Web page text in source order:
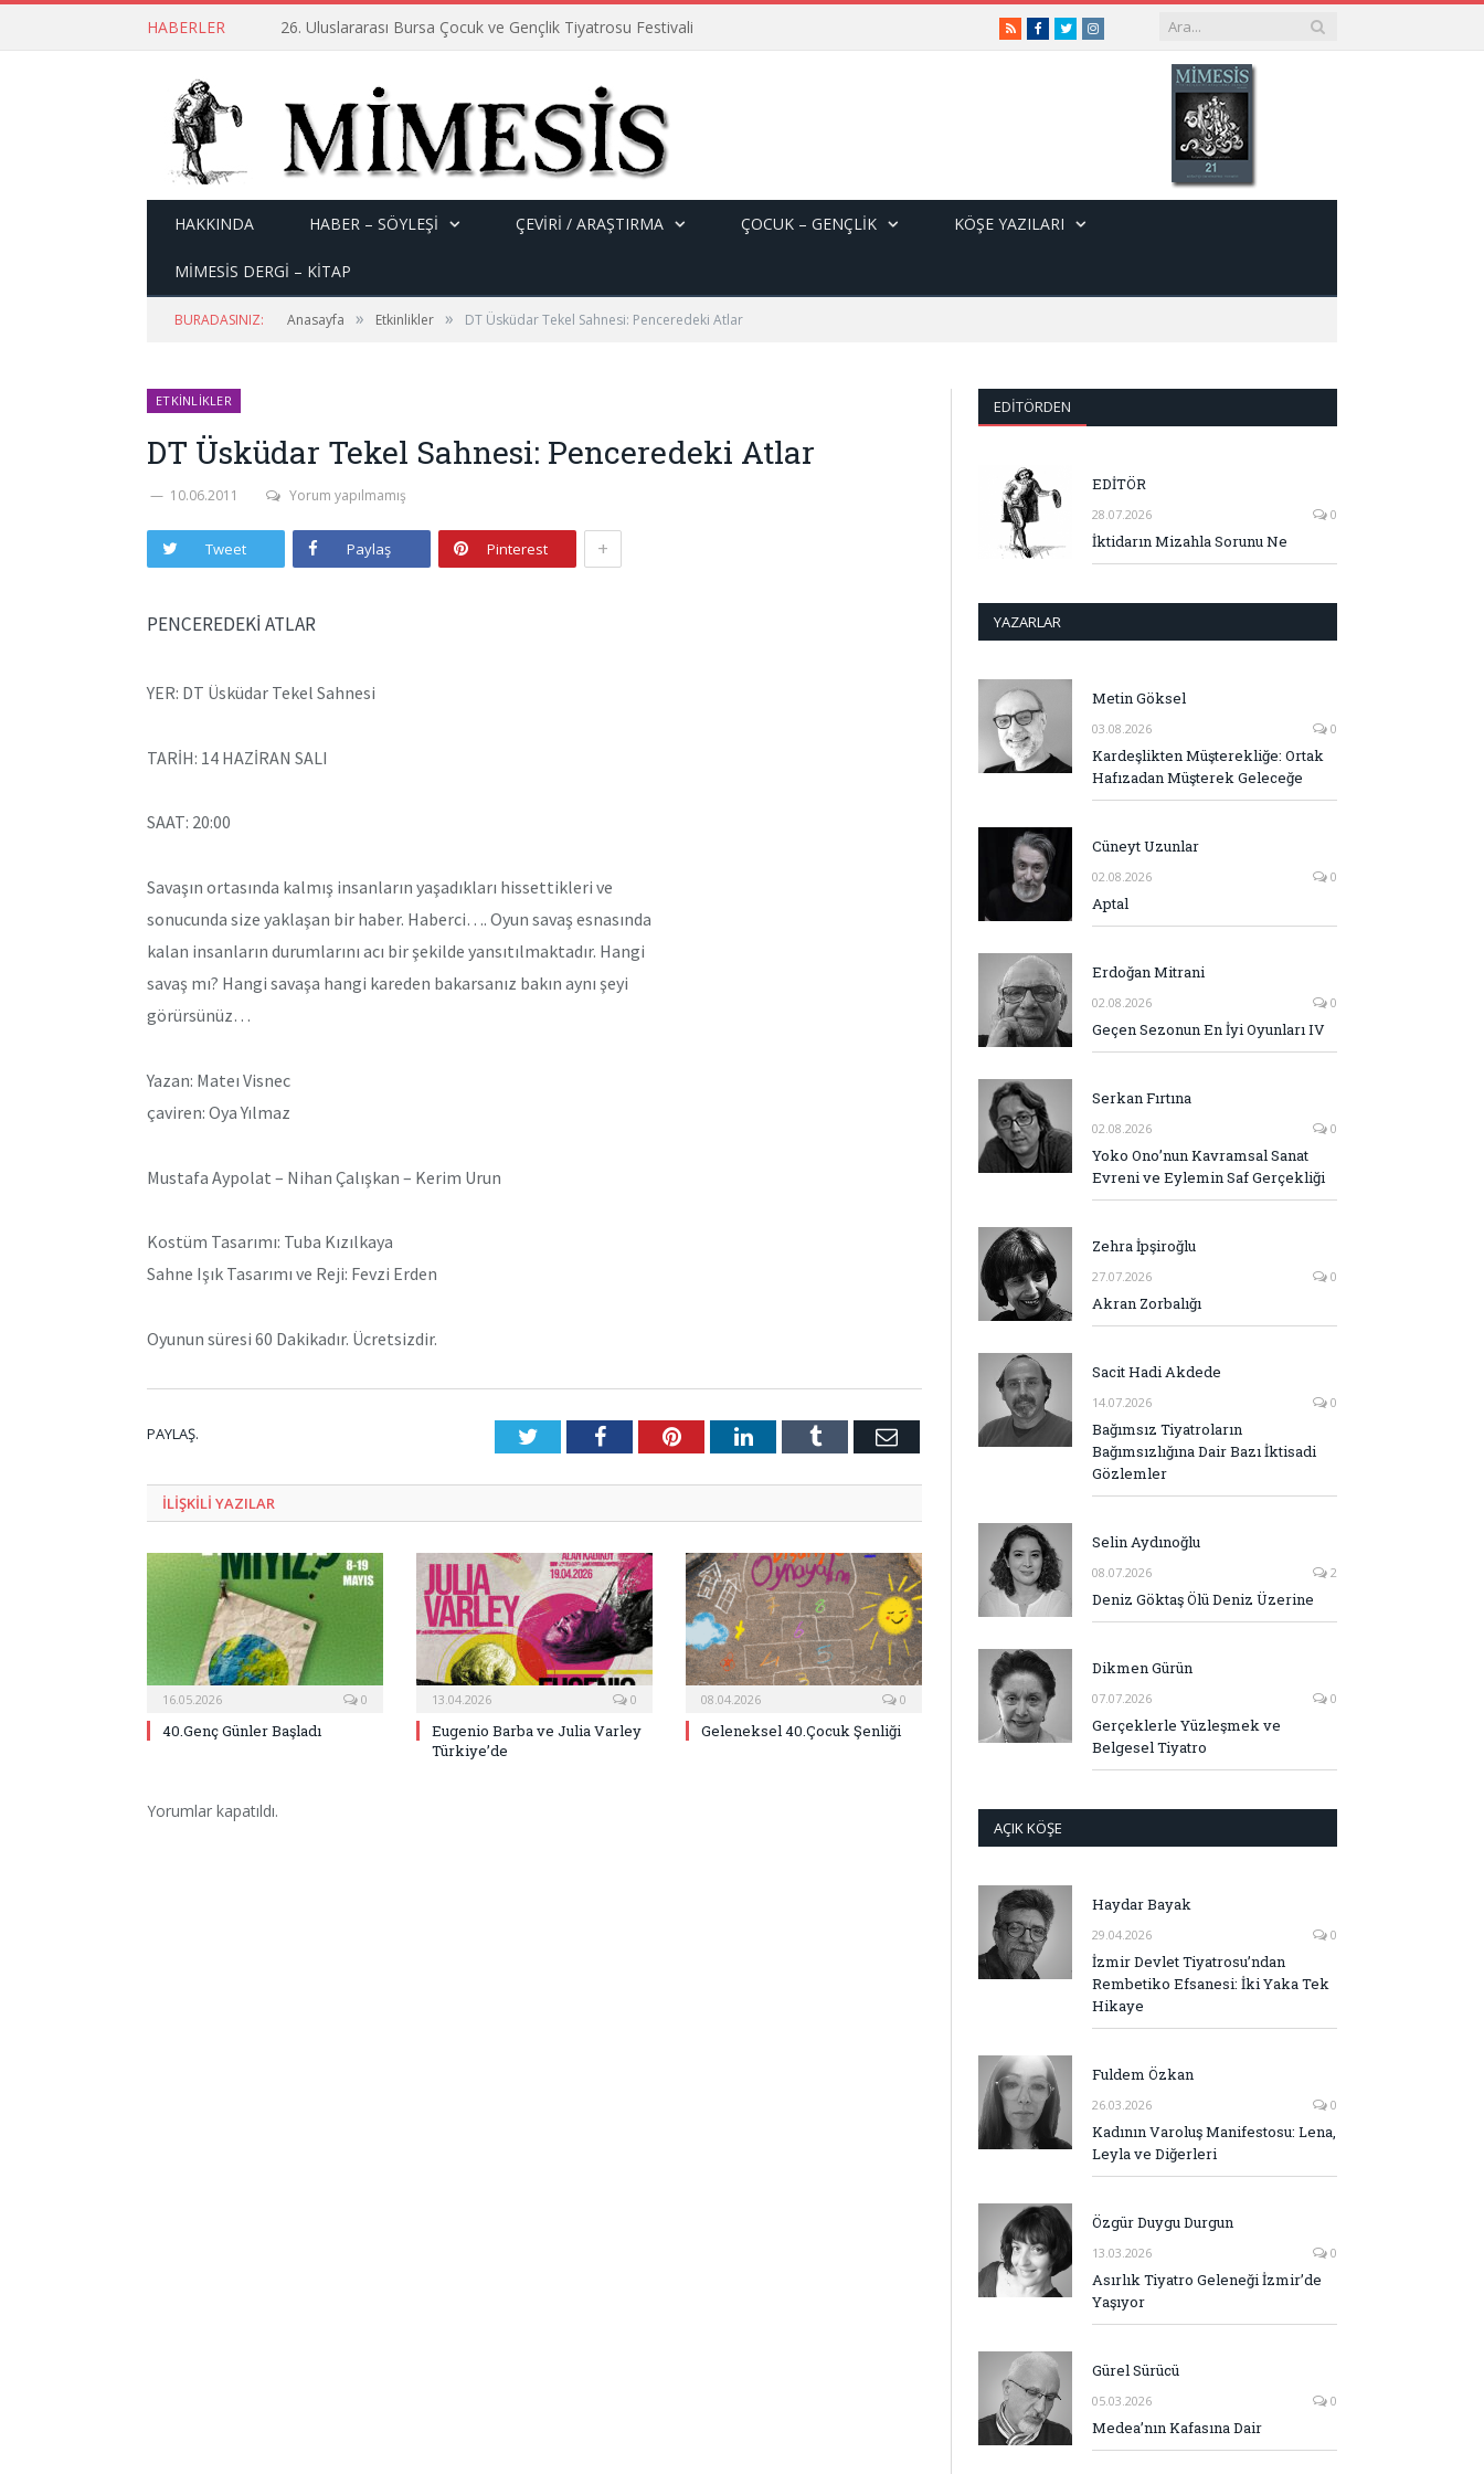
HABERLER 26. Uluslararası Bursa Çocuk ve Gençlik Tiyatrosu Festivali RSSFacebook
TwitterInstagram
HAKKINDA HABER – SÖYLEŞI ÇEVİRİ / ARAŞTIRMA ÇOCUK – GENÇLIK KÖŞE YAZILARI
MİMESİS DERGİ – KİTAP
BURADASINIZ: Anasayfa » Etkinlikler » DT Üsküdar Tekel Sahnesi: Penceredeki Atlar
ETKINLIKLER
DT Üsküdar Tekel Sahnesi: Penceredeki Atlar
10.06.2011 Yorum yapılmamış
Tweet Paylaş Pinterest +
PENCEREDEKİ ATLAR
YER: DT Üsküdar Tekel Sahnesi
TARİH: 14 HAZİRAN SALI
SAAT: 20:00
Savaşın ortasında kalmış insanların yaşadıkları hissettikleri ve
sonucunda size yaklaşan bir haber. Haberci…. Oyun savaş esnasında
kalan insanların durumlarını acı bir şekilde yansıtılmaktadır. Hangi
savaş mı? Hangi savaşa hangi kareden bakarsanız bakın aynı şeyi
görürsünüz…
Yazan: Mateı Visnec
çaviren: Oya Yılmaz
Mustafa Aypolat – Nihan Çalışkan – Kerim Urun
Kostüm Tasarımı: Tuba Kızılkaya
Sahne Işık Tasarımı ve Reji: Fevzi Erden
Oyunun süresi 60 Dakikadır. Ücretsizdir.
PAYLAŞ. TwitterFacebookPinterestLinkedInTumblr E-
ILIŞKILI YAZILAR
16.05.2026 0
40.Genç Günler Başladı
13.04.2026 0
Eugenio Barba ve Julia Varley
Türkiye’de
08.04.2026 0
Geleneksel 40.Çocuk Şenliği
Yorumlar kapatıldı.
EDITÖRDEN
EDİTÖR
28.07.2026 0
İktidarın Mizahla Sorunu Ne
YAZARLAR
Metin Göksel
03.08.2026 0
Kardeşlikten Müşterekliğe: Ortak
Hafızadan Müşterek Geleceğe
Cüneyt Uzunlar
02.08.2026 0
Aptal
Erdoğan Mitrani
02.08.2026 0
Geçen Sezonun En İyi Oyunları IV
Serkan Fırtına
02.08.2026 0
Yoko Ono’nun Kavramsal Sanat
Evreni ve Eylemin Saf Gerçekliği
Zehra İpşiroğlu
27.07.2026 0
Akran Zorbalığı
Sacit Hadi Akdede
14.07.2026 0
Bağımsız Tiyatroların
Bağımsızlığına Dair Bazı İktisadi
Gözlemler
Selin Aydınoğlu
08.07.2026 2
Deniz Göktaş Ölü Deniz Üzerine
Dikmen Gürün
07.07.2026 0
Gerçeklerle Yüzleşmek ve
Belgesel Tiyatro
AÇIK KÖŞE
Haydar Bayak
29.04.2026 0
İzmir Devlet Tiyatrosu’ndan
Rembetiko Efsanesi: İki Yaka Tek
Hikaye
Fuldem Özkan
26.03.2026 0
Kadının Varoluş Manifestosu: Lena,
Leyla ve Diğerleri
Özgür Duygu Durgun
13.03.2026 0
Asırlık Tiyatro Geleneği İzmir’de
Yaşıyor
Gürel Sürücü
05.03.2026 0
Medea’nın Kafasına Dair